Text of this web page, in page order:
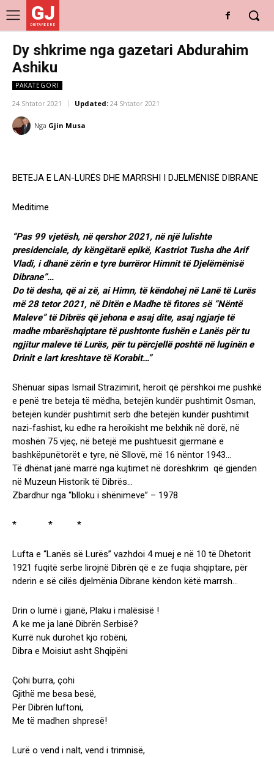
GJ
DRITARE E RE
Dy shkrime nga gazetari Abdurahim
Ashiku
PAKATEGORI
24 Shtator 2021 Updated: 24 Shtator 2021
Nga Gjin Musa
BETEJA E LAN-LURËS DHE MARRSHI I DJELMËNISË DIBRANE
Meditime
“Pas 99 vjetësh, në qershor 2021, në një lulishte
presidenciale, dy këngëtarë epikë, Kastriot Tusha dhe Arif
Vladi, i dhanë zërin e tyre burrëror Himnit të Djelëmënisë
Dibrane”…
Do të desha, që ai zë, ai Himn, të këndohej në Lanë të Lurës
më 28 tetor 2021, në Ditën e Madhe të fitores së “Nëntë
Maleve” të Dibrës që jehona e asaj dite, asaj ngjarje të
madhe mbarëshqiptare të pushtonte fushën e Lanës për tu
ngjitur maleve të Lurës, për tu përcjellë poshtë në luginën e
Drinit e lart kreshtave të Korabit…”
Shënuar sipas Ismail Strazimirit, heroit që përshkoi me pushkë
e penë tre beteja të mëdha, betejën kundër pushtimit Osman,
betejën kundër pushtimit serb dhe betejën kundër pushtimit
nazi-fashist, ku edhe ra heroikisht me belxhik në dorë, në
moshën 75 vjeç, në betejë me pushtuesit gjermanë e
bashkëpunëtorët e tyre, në Sllovë, më 16 nëntor 1943…
Të dhënat janë marrë nga kujtimet në dorëshkrim që gjenden
në Muzeun Historik të Dibrës…
Zbardhur nga “blloku i shënimeve” – 1978
* * *
Lufta e “Lanës së Lurës” vazhdoi 4 muej e në 10 të Dhetorit
1921 fuqitë serbe lirojnë Dibrën që e ze fuqia shqiptare, për
nderin e së cilës djelmënia Dibrane këndon këtë marrsh…
Drin o lumë i gjanë, Plaku i malësisë !
A ke me ja lanë Dibrën Serbisë?
Kurrë nuk durohet kjo robëni,
Dibra e Moisiut asht Shqipëni
Çohi burra, çohi
Gjithë me besa besë,
Për Dibrën luftoni,
Me të madhen shpresë!
Lurë o vend i nalt, vend i trimnisë,